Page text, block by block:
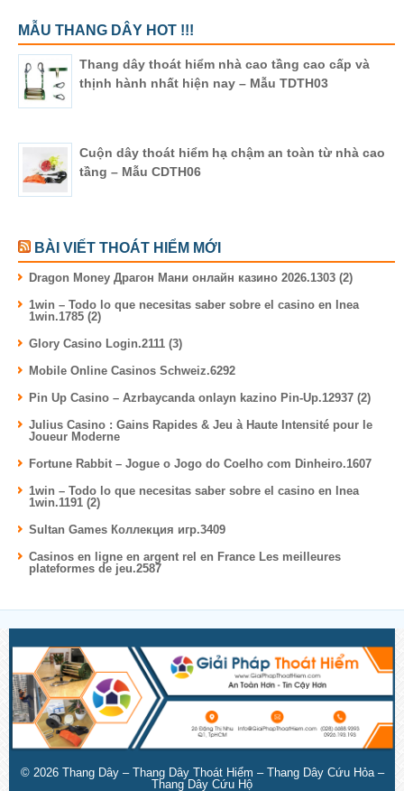
MẪU THANG DÂY HOT !!!
Thang dây thoát hiểm nhà cao tầng cao cấp và
thịnh hành nhất hiện nay – Mẫu TDTH03
Cuộn dây thoát hiểm hạ chậm an toàn từ nhà cao
tầng – Mẫu CDTH06
BÀI VIẾT THOÁT HIỂM MỚI
Dragon Money Драгон Мани онлайн казино 2026.1303 (2)
1win – Todo lo que necesitas saber sobre el casino en lnea
1win.1785 (2)
Glory Casino Login.2111 (3)
Mobile Online Casinos Schweiz.6292
Pin Up Casino – Azrbaycanda onlayn kazino Pin-Up.12937 (2)
Julius Casino : Gains Rapides & Jeu à Haute Intensité pour le
Joueur Moderne
Fortune Rabbit – Jogue o Jogo do Coelho com Dinheiro.1607
1win – Todo lo que necesitas saber sobre el casino en lnea
1win.1191 (2)
Sultan Games Коллекция игр.3409
Casinos en ligne en argent rel en France Les meilleures
plateformes de jeu.2587
© 2026 Thang Dây – Thang Dây Thoát Hiểm – Thang Dây Cứu Hỏa –
Thang Dây Cứu Hộ